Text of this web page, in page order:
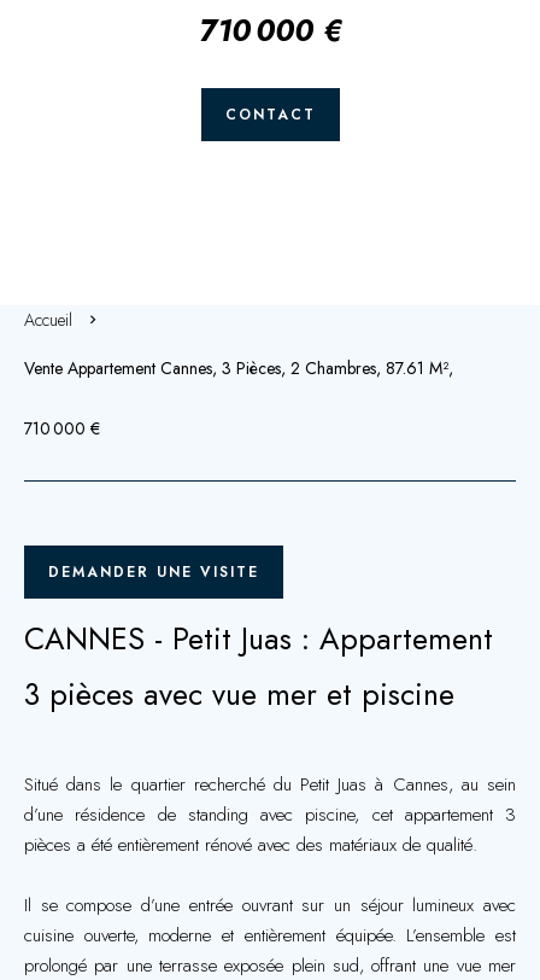
710 000 €
CONTACT
Accueil
Vente Appartement Cannes, 3 Pièces, 2 Chambres, 87.61 M²,
710 000 €
DEMANDER UNE VISITE
CANNES - Petit Juas : Appartement
3 pièces avec vue mer et piscine
Situé dans le quartier recherché du Petit Juas à Cannes, au sein
d’une résidence de standing avec piscine, cet appartement 3
pièces a été entièrement rénové avec des matériaux de qualité.
Il se compose d’une entrée ouvrant sur un séjour lumineux avec
cuisine ouverte, moderne et entièrement équipée. L’ensemble est
prolongé par une terrasse exposée plein sud, offrant une vue mer